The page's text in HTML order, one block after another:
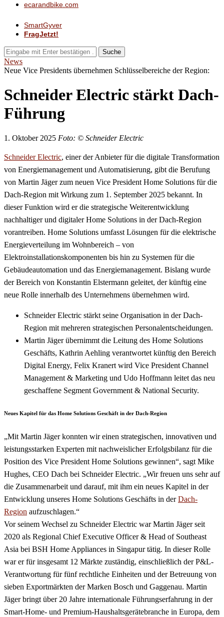
ecarandbike.com
SmartGyver
FragJetzt!
Suche
News
Neue Vice Presidents übernehmen Schlüsselbereiche der Region:
Schneider Electric stärkt Dach-
Führung
1. Oktober 2025 Foto: © Schneider Electric
Schneider Electric, einer der Anbieter für die digitale Transformation
von Energiemanagement und Automatisierung, gibt die Berufung
von Martin Jäger zum neuen Vice President Home Solutions für die
Dach-Region mit Wirkung zum 1. September 2025 bekannt. In
dieser Funktion wird er die strategische Weiterentwicklung
nachhaltiger und digitaler Home Solutions in der Dach-Region
vorantreiben. Home Solutions umfasst Lösungen für die elektrische
Energieverteilung im Wohnbereich – von
Elektroinstallationskomponenten bis hin zu Systemen für die
Gebäudeautomation und das Energiemanagement. Bislang wurde
der Bereich von Konstantin Elstermann geleitet, der künftig eine
neue Rolle innerhalb des Unternehmens übernehmen wird.
Schneider Electric stärkt seine Organisation in der Dach-
Region mit mehreren strategischen Personalentscheidungen.
Martin Jäger übernimmt die Leitung des Home Solutions
Geschäfts, Kathrin Aehling verantwortet künftig den Bereich
Digital Energy, Felix Kranert wird Vice President Channel
Management & Marketing und Udo Hoffmann leitet das neu
geschaffene Segment Government & National Security.
Neues Kapitel für das Home Solutions Geschäft in der Dach-Region
„Mit Martin Jäger konnten wir einen strategischen, innovativen und
leistungsstarken Experten mit nachweislicher Erfolgsbilanz für die
Position des Vice President Home Solutions gewinnen“, sagt Mike
Hughes, CEO Dach bei Schneider Electric. „Wir freuen uns sehr auf
die Zusammenarbeit und darauf, mit ihm ein neues Kapitel in der
Entwicklung unseres Home Solutions Geschäfts in derDach-
Region aufzuschlagen.“
Vor seinem Wechsel zu Schneider Electric war Martin Jäger seit
2020 als Regional Chief Executive Officer & Head of Southeast
Asia bei BSH Home Appliances in Singapur tätig. In dieser Rolle
war er für insgesamt 12 Märkte zuständig, einschließlich der P&L-
Verantwortung für fünf rechtliche Einheiten und der Betreuung von
sieben Exportmärkten der Marken Bosch und Gaggenau. Martin
Jäger bringt über 20 Jahre internationale Führungserfahrung in der
Smart-Home- und Premium-Haushaltsgerätebranche in Europa, dem